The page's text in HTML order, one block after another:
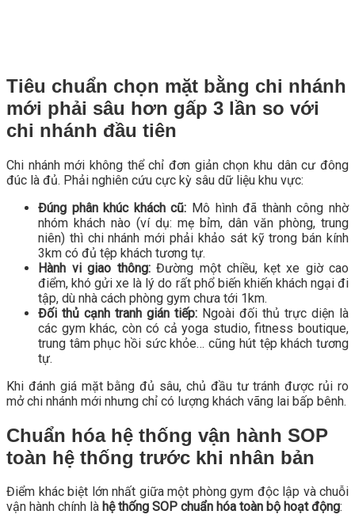
Tiêu chuẩn chọn mặt bằng chi nhánh
mới phải sâu hơn gấp 3 lần so với
chi nhánh đầu tiên
Chi nhánh mới không thể chỉ đơn giản chọn khu dân cư đông
đúc là đủ. Phải nghiên cứu cực kỳ sâu dữ liệu khu vực:
Đúng phân khúc khách cũ: Mô hình đã thành công nhờ
nhóm khách nào (ví dụ: mẹ bỉm, dân văn phòng, trung
niên) thì chi nhánh mới phải khảo sát kỹ trong bán kính
3km có đủ tệp khách tương tự.
Hành vi giao thông:Đường một chiều, kẹt xe giờ cao
điểm, khó gửi xe là lý do rất phổ biến khiến khách ngại đi
tập, dù nhà cách phòng gym chưa tới 1km.
Đối thủ cạnh tranh gián tiếp: Ngoài đối thủ trực diện là
các gym khác, còn có cả yoga studio, fitness boutique,
trung tâm phục hồi sức khỏe… cũng hút tệp khách tương
tự.
Khi đánh giá mặt bằng đủ sâu, chủ đầu tư tránh được rủi ro
mở chi nhánh mới nhưng chỉ có lượng khách vãng lai bấp bênh.
Chuẩn hóa hệ thống vận hành SOP
toàn hệ thống trước khi nhân bản
Điểm khác biệt lớn nhất giữa một phòng gym độc lập và chuỗi
vận hành chính là hệ thống SOP chuẩn hóa toàn bộ hoạt động: